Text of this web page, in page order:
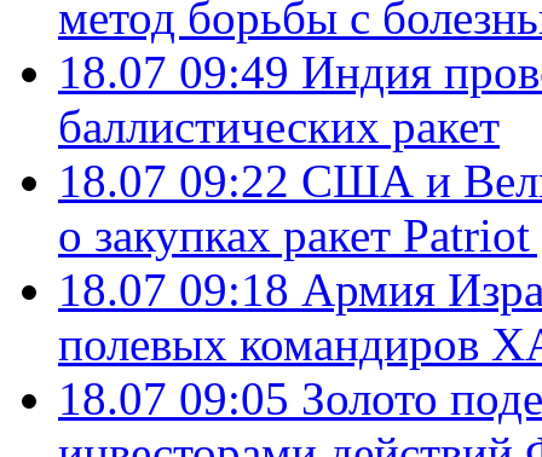
метод борьбы с
18.07 09:49 Индия
баллистических ракет
18.07 09:22 США и
о закупках ракет
18.07 09:18 Армия
полевых командиров
18.07 09:05 Золото